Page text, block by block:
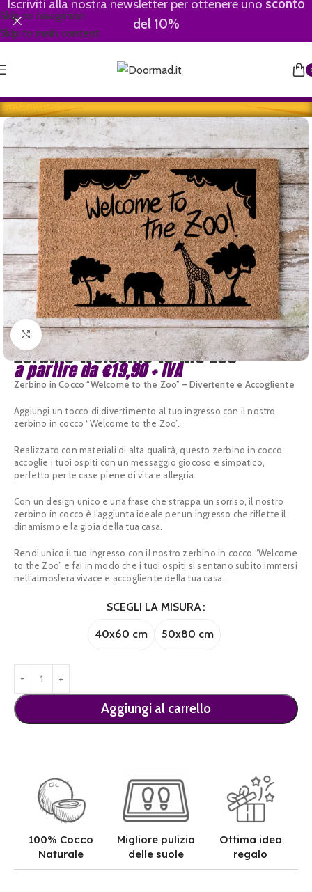
Skip to navigation
Skip to main content
Iscriviti alla nostra newsletter per ottenere uno sconto
del 10%
Clicca per ingrandire
Zerbino Welcome to the zoo
a partire da€19,90+ IVA
Zerbino in Cocco “Welcome to the Zoo” – Divertente e Accogliente
Aggiungi un tocco di divertimento al tuo ingresso con il nostro
zerbino in cocco “Welcome to the Zoo”.
Realizzato con materiali di alta qualità, questo zerbino in cocco
accoglie i tuoi ospiti con un messaggio giocoso e simpatico,
perfetto per le case piene di vita e allegria.
Con un design unico e una frase che strappa un sorriso, il nostro
zerbino in cocco è l’aggiunta ideale per un ingresso che riflette il
dinamismo e la gioia della tua casa.
Rendi unico il tuo ingresso con il nostro zerbino in cocco “Welcome
to the Zoo” e fai in modo che i tuoi ospiti si sentano subito immersi
nell’atmosfera vivace e accogliente della tua casa.
SCEGLI LA MISURA
40x60 cm 50x80 cm
Aggiungi al carrello
100% Cocco
Naturale
Migliore pulizia
delle suole
Ottima idea
regalo